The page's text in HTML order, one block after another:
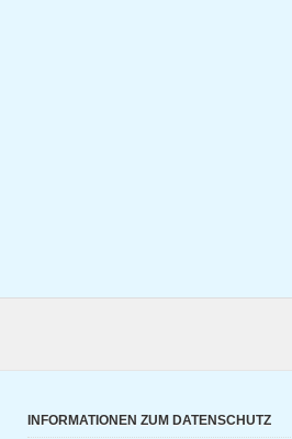
INFORMATIONEN ZUM DATENSCHUTZ